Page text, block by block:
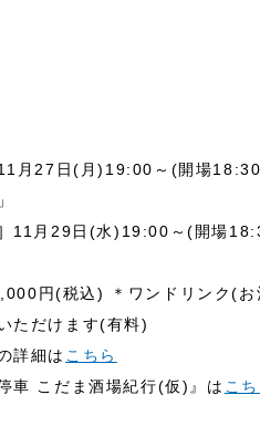
11月27日(月)19:00～(開場
］11月29日(水)19:00～(開場
円(税込) ＊ワンドリンク(
ただけます(有料)
詳細は こちら
車 こだま酒場紀行(仮)』は こち